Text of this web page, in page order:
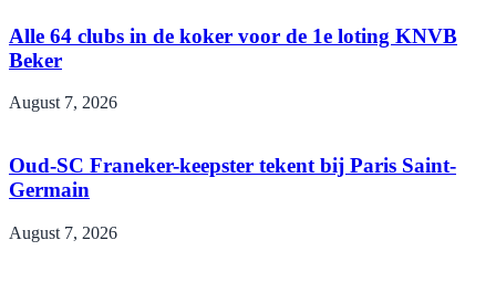
Alle 64 clubs in de koker voor de 1e loting KNVB
Beker
August 7, 2026
Oud-SC Franeker-keepster tekent bij Paris Saint-
Germain
August 7, 2026